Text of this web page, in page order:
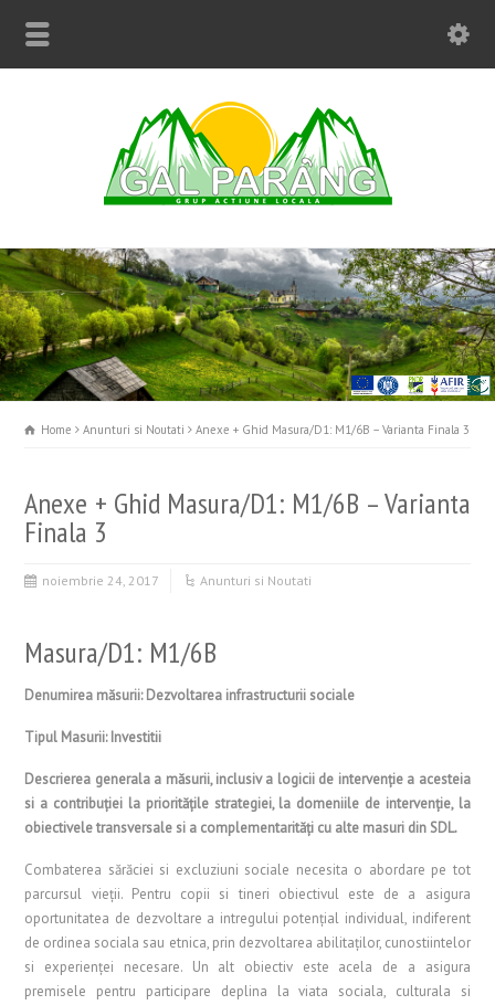
Home Anunturi si Noutati Anexe + Ghid Masura/D1: M1/6B – Varianta Finala 3
Anexe + Ghid Masura/D1: M1/6B – Varianta
Finala 3
noiembrie 24, 2017 Anunturi si Noutati
Masura/D1: M1/6B
Denumirea măsurii: Dezvoltarea infrastructurii sociale
Tipul Masurii: Investitii
Descrierea generala a măsurii, inclusiv a logicii de intervenţie a acesteia
si a contribuţiei la priorităţile strategiei, la domeniile de intervenţie, la
obiectivele transversale si a complementarităţi cu alte masuri din SDL.
Combaterea sărăciei si excluziuni sociale necesita o abordare pe tot
parcursul vieţii. Pentru copii si tineri obiectivul este de a asigura
oportunitatea de dezvoltare a intregului potenţial individual, indiferent
de ordinea sociala sau etnica, prin dezvoltarea abilitaţilor, cunostiintelor
si experienţei necesare. Un alt obiectiv este acela de a asigura
premisele pentru participare deplina la viata sociala, culturala si